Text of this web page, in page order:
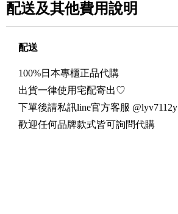
配送及其他費用說明
配送
100%日本專櫃正品代購
出貨一律使用宅配寄出♡
下單後請私訊line官方客服 @lyv7112y
歡迎任何品牌款式皆可詢問代購